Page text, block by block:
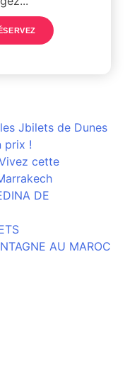
Jbilets de Dunes
prix !
cette
DE
AU MAROC